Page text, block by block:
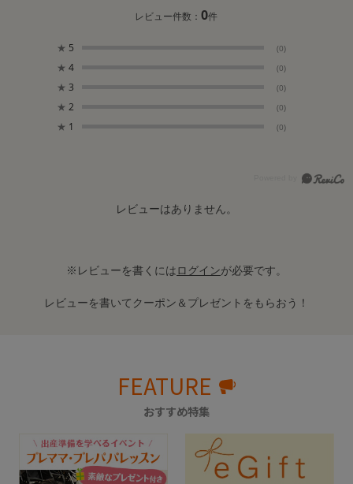
レビュー件数：0件
★ 5 (0)
★ 4 (0)
★ 3 (0)
★ 2 (0)
★ 1 (0)
レビューはありません。
※レビューを書くにはログインが必要です。
レビューを書いてクーポン＆プレゼントをもらおう！
FEATURE
おすすめ特集